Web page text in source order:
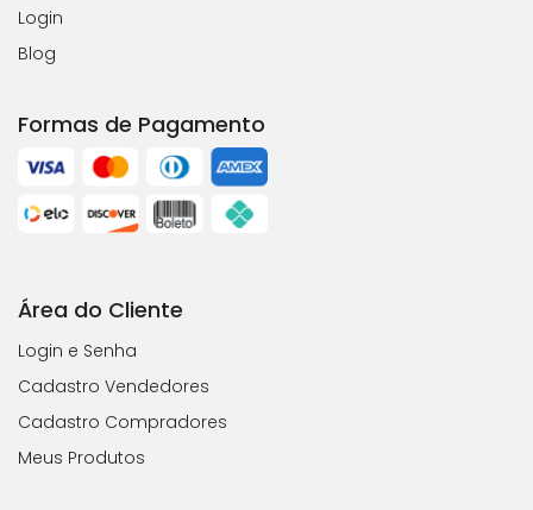
Login
Blog
Formas de Pagamento
Área do Cliente
Login e Senha
Cadastro Vendedores
Cadastro Compradores
Meus Produtos